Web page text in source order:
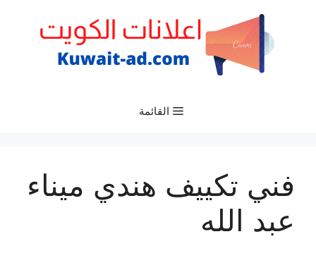
القائمة
فني تكييف هندي ميناء
عبد الله